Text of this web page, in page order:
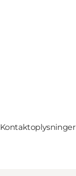
Kontaktoplysninger